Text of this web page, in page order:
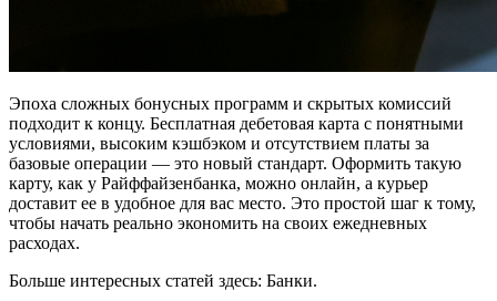
Эпоха сложных бонусных программ и скрытых комиссий
подходит к концу. Бесплатная дебетовая карта с понятными
условиями, высоким кэшбэком и отсутствием платы за
базовые операции — это новый стандарт. Оформить такую
карту, как у Райффайзенбанка, можно онлайн, а курьер
доставит ее в удобное для вас место. Это простой шаг к тому,
чтобы начать реально экономить на своих ежедневных
расходах.
Больше интересных статей здесь: Банки.